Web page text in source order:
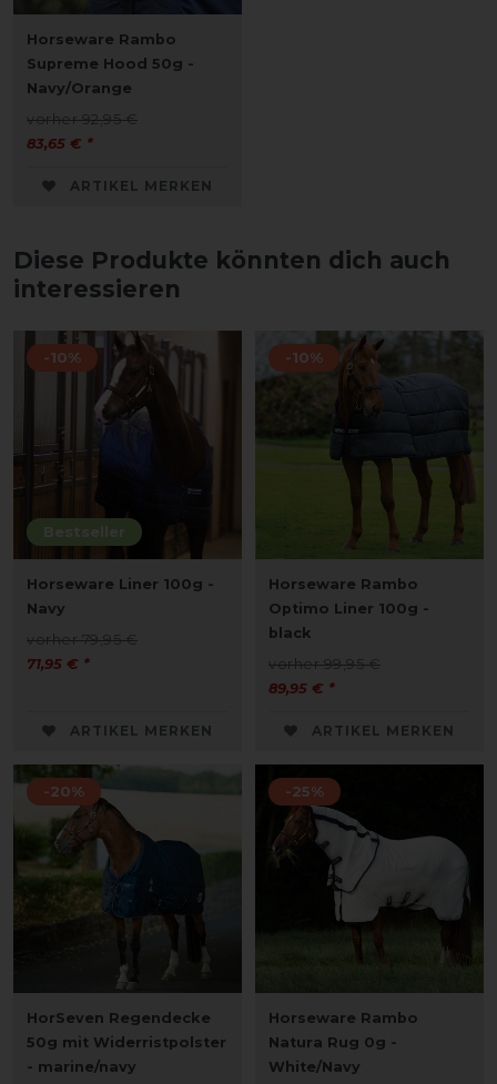
Horseware Rambo
Supreme Hood 50g -
Navy/Orange
vorher 92,95 €
83,65 € *
ARTIKEL MERKEN
Diese Produkte könnten dich auch
interessieren
Bestseller
-10%
Horseware Liner 100g -
Navy
vorher 79,95 €
71,95 € *
ARTIKEL MERKEN
-10%
Horseware Rambo
Optimo Liner 100g -
black
vorher 99,95 €
89,95 € *
ARTIKEL MERKEN
-20%
HorSeven Regendecke
50g mit Widerristpolster
- marine/navy
-25%
Horseware Rambo
Natura Rug 0g -
White/Navy